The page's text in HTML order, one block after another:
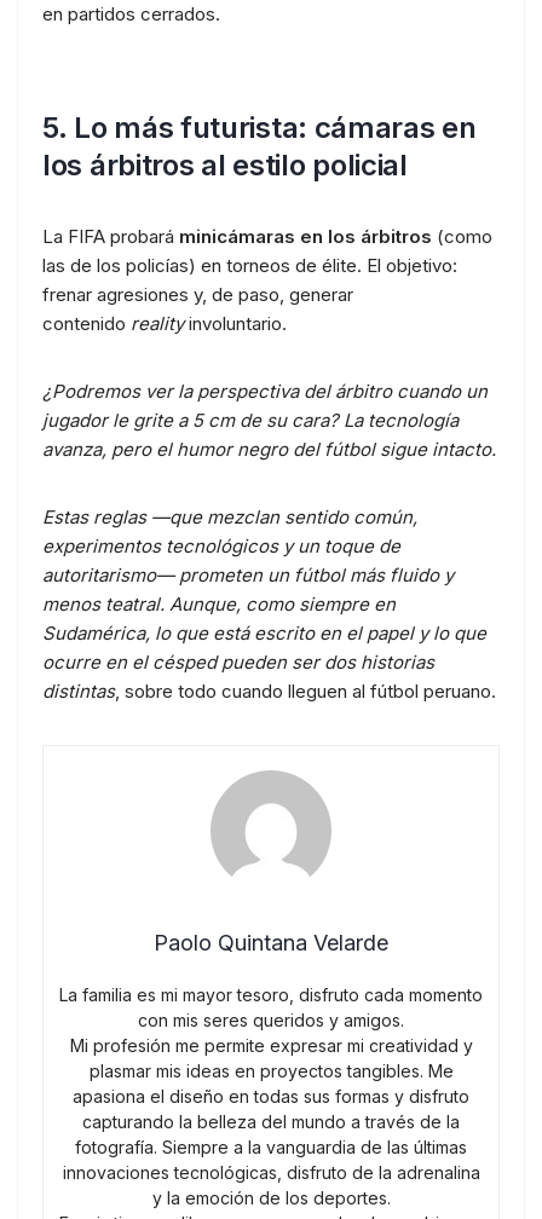
en partidos cerrados.
5. Lo más futurista: cámaras en
los árbitros al estilo policial
La FIFA probará minicámaras en los árbitros (como
las de los policías) en torneos de élite. El objetivo:
frenar agresiones y, de paso, generar
contenido realityinvoluntario.
¿Podremos ver la perspectiva del árbitro cuando un
jugador le grite a 5 cm de su cara? La tecnología
avanza, pero el humor negro del fútbol sigue intacto.
Estas reglas —que mezclan sentido común,
experimentos tecnológicos y un toque de
autoritarismo— prometen un fútbol más fluido y
menos teatral. Aunque, como siempre en
Sudamérica, lo que está escrito en el papel y lo que
ocurre en el césped pueden ser dos historias
distintas, sobre todo cuando lleguen al fútbol peruano.
Paolo Quintana Velarde
La familia es mi mayor tesoro, disfruto cada momento
con mis seres queridos y amigos.
Mi profesión me permite expresar mi creatividad y
plasmar mis ideas en proyectos tangibles. Me
apasiona el diseño en todas sus formas y disfruto
capturando la belleza del mundo a través de la
fotografía. Siempre a la vanguardia de las últimas
innovaciones tecnológicas, disfruto de la adrenalina
y la emoción de los deportes.